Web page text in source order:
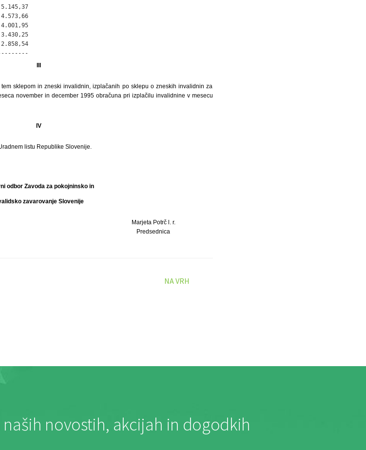
III
sklepom in zneski invalidnin, izplačanih po sklepu o zneskih invalidnin za
november in december 1995 obračuna pri izplačilu invalidnine v mesecu
IV
listu Republike Slovenije.
odbor Zavoda za pokojninsko in
zavarovanje Slovenije
Marjeta Potrč l. r.
Predsednica
NA VRH
naših novostih, akcijah in dogodkih